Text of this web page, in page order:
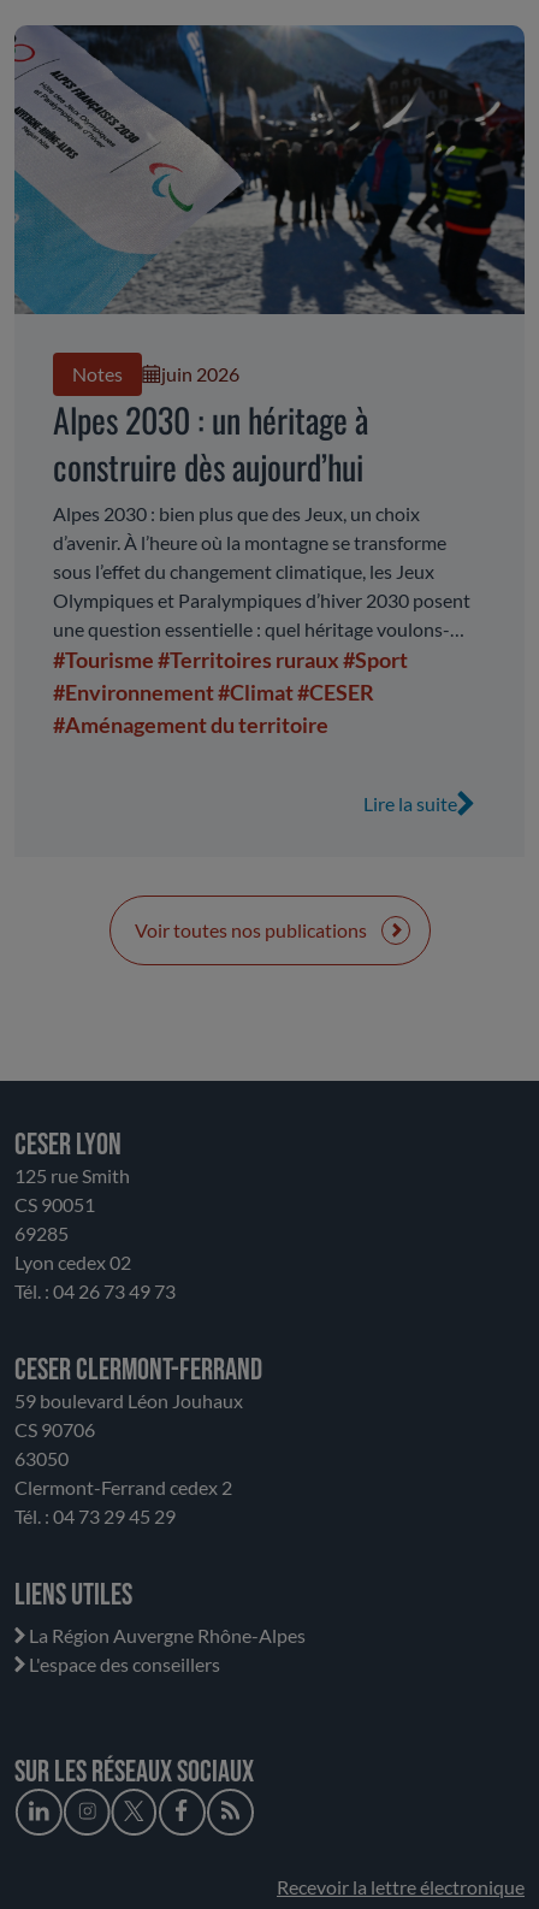
Notes juin 2026
Alpes 2030 : un héritage à
construire dès aujourd’hui
Alpes 2030 : bien plus que des Jeux, un choix
d’avenir. À l’heure où la montagne se transforme
sous l’effet du changement climatique, les Jeux
Olympiques et Paralympiques d’hiver 2030 posent
une question essentielle : quel héritage voulons-
nous laisser ? À travers ce rapport, le CESER
Auvergne-Rhône-Alpes porte la voix de la société
civile et appelle à faire des Jeux un véritable
tournant. Un tournant pour les territoires de
économiques et pour leur capacité à s’adapter aux
montagne plus sobre et résiliente ; transition
économique, avec des activités diversifiées toute
#Tourisme#Territoires ruraux#Sport
#Environnement#Climat#CESER
#Aménagement du territoire
Lire la suite
Voir toutes nos publications
CESER LYON
125 rue Smith
CS 90051
69285
Lyon cedex 02
Tél. : 04 26 73 49 73
CESER Clermont-Ferrand
59 boulevard Léon Jouhaux
CS 90706
63050
Clermont-Ferrand cedex 2
Tél. : 04 73 29 45 29
Liens utiles
La Région Auvergne Rhône-Alpes
L'espace des conseillers
Sur les réseaux sociaux
Recevoir la lettre électronique